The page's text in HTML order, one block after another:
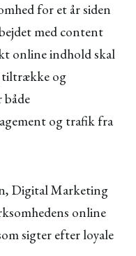
for et år siden
med content
online indhold skal
tiltrække og
både
og trafik fra
Digital Marketing
online
sigter efter loyale